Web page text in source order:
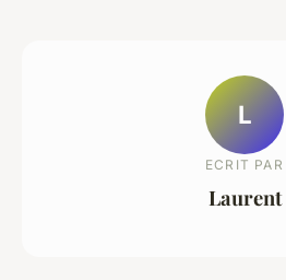
L
ECRIT PAR
Laurent